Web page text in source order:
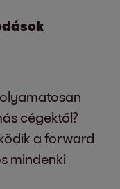
cégektől?
a forward
mindenki